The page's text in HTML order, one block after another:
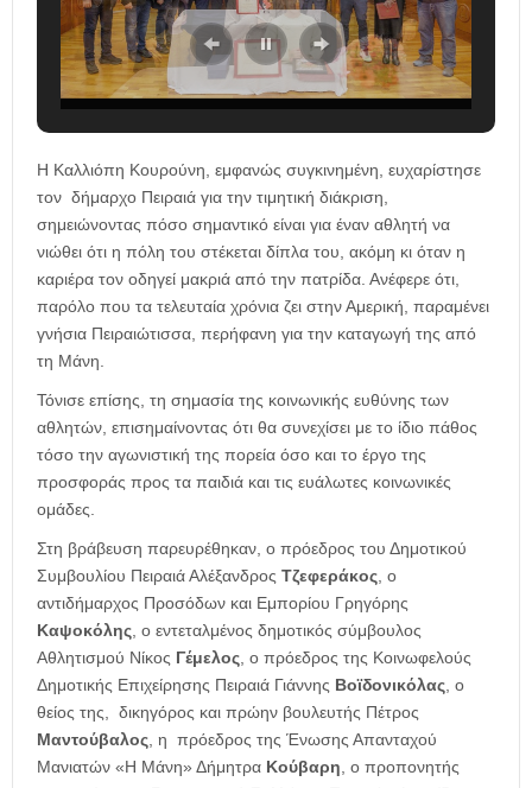
Η Καλλιόπη Κουρούνη, εμφανώς συγκινημένη, ευχαρίστησε
τον δήμαρχο Πειραιά για την τιμητική διάκριση,
σημειώνοντας πόσο σημαντικό είναι για έναν αθλητή να
νιώθει ότι η πόλη του στέκεται δίπλα του, ακόμη κι όταν η
καριέρα τον οδηγεί μακριά από την πατρίδα. Ανέφερε ότι,
παρόλο που τα τελευταία χρόνια ζει στην Αμερική, παραμένει
γνήσια Πειραιώτισσα, περήφανη για την καταγωγή της από
τη Μάνη.
Τόνισε επίσης, τη σημασία της κοινωνικής ευθύνης των
αθλητών, επισημαίνοντας ότι θα συνεχίσει με το ίδιο πάθος
τόσο την αγωνιστική της πορεία όσο και το έργο της
προσφοράς προς τα παιδιά και τις ευάλωτες κοινωνικές
ομάδες.
Στη βράβευση παρευρέθηκαν, ο πρόεδρος του Δημοτικού
Συμβουλίου Πειραιά Αλέξανδρος Τζεφεράκος , ο
αντιδήμαρχος Προσόδων και Εμπορίου Γρηγόρης
Καψοκόλης , ο εντεταλμένος δημοτικός σύμβουλος
Αθλητισμού Νίκος Γέμελος , ο πρόεδρος της Κοινωφελούς
Δημοτικής Επιχείρησης Πειραιά Γιάννης Βοϊδονικόλας , ο
θείος της, δικηγόρος και πρώην βουλευτής Πέτρος
Μαντούβαλος , η πρόεδρος της Ένωσης Απανταχού
Μανιατών «Η Μάνη» Δήμητρα Κούβαρη , ο προπονητής